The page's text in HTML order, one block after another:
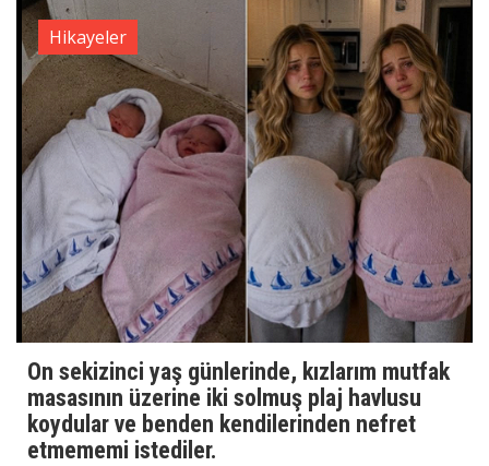
Hikayeler
On sekizinci yaş günlerinde, kızlarım mutfak
masasının üzerine iki solmuş plaj havlusu
koydular ve benden kendilerinden nefret
etmememi istediler.